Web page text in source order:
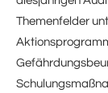
Themenfelder